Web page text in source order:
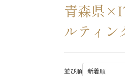
青森県
ルティン
並び順